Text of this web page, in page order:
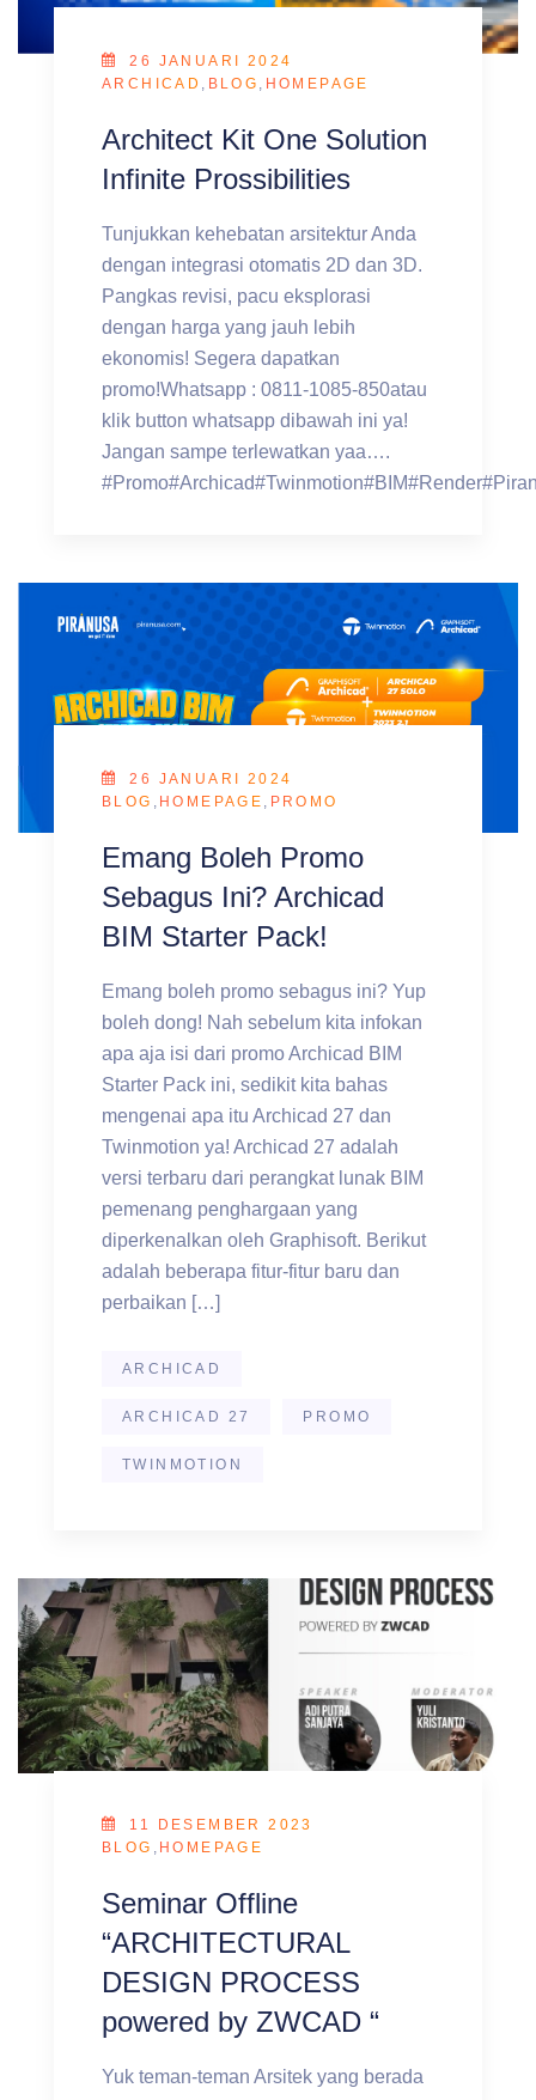
26 JANUARI 2024
ARCHICAD
BLOG HOMEPAGE
Architect Kit One Solution
Infinite Prossibilities
Tunjukkan kehebatan arsitektur Anda
dengan integrasi otomatis 2D dan 3D.
Pangkas revisi, pacu eksplorasi
dengan harga yang jauh lebih
ekonomis! Segera dapatkan
promo!Whatsapp : 0811-1085-850atau
klik button whatsapp dibawah ini ya!
Jangan sampe terlewatkan yaa….
26 JANUARI 2024
BLOG
HOMEPAGE PROMO
Emang Boleh Promo
Sebagus Ini? Archicad
BIM Starter Pack!
Emang boleh promo sebagus ini? Yup
boleh dong! Nah sebelum kita infokan
apa aja isi dari promo Archicad BIM
Starter Pack ini, sedikit kita bahas
mengenai apa itu Archicad 27 dan
Twinmotion ya! Archicad 27 adalah
versi terbaru dari perangkat lunak BIM
pemenang penghargaan yang
diperkenalkan oleh Graphisoft. Berikut
adalah beberapa fitur-fitur baru dan
perbaikan […]
ARCHICAD
ARCHICAD 27 PROMO
TWINMOTION
11 DESEMBER 2023
BLOG
HOMEPAGE
Seminar Offline
“ARCHITECTURAL
DESIGN PROCESS
powered by ZWCAD “
Yuk teman-teman Arsitek yang berada